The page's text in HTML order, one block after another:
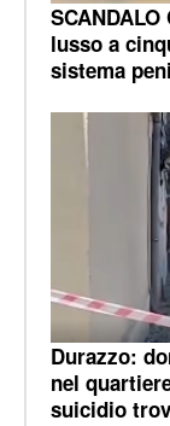
lusso a
sistema
Durazzo:
nel
suicidio